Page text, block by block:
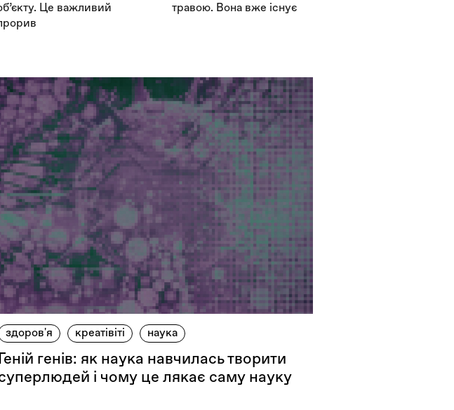
Це важливий
травою. Вона вже існує
здоров'я креатівіті наука
Геній генів: як наука навчилась творити
і чому це лякає саму науку